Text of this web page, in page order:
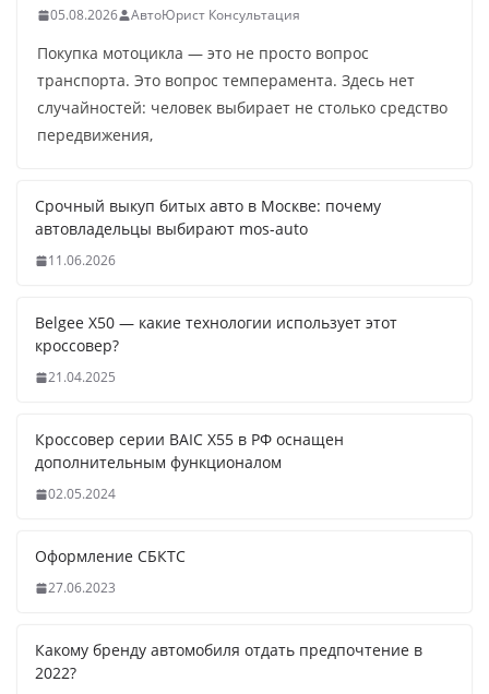
05.08.2026 АвтоЮрист Консультация
Покупка мотоцикла — это не просто вопрос
транспорта. Это вопрос темперамента. Здесь нет
случайностей: человек выбирает не столько средство
передвижения,
Срочный выкуп битых авто в Москве: почему
автовладельцы выбирают mos-auto
11.06.2026
Belgee X50 — какие технологии использует этот
кроссовер?
21.04.2025
Кроссовер серии BAIC X55 в РФ оснащен
дополнительным функционалом
02.05.2024
Оформление СБКТС
27.06.2023
Какому бренду автомобиля отдать предпочтение в
2022?